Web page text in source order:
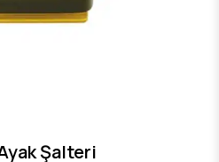
Şalteri